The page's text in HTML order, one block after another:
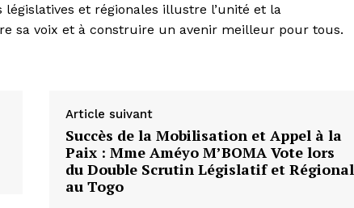
législatives et régionales illustre l’unité et la
sa voix et à construire un avenir meilleur pour tous.
Article suivant
Succès de la Mobilisation et Appel à la
Paix : Mme Améyo M’BOMA Vote lors
du Double Scrutin Législatif et Régional
au Togo